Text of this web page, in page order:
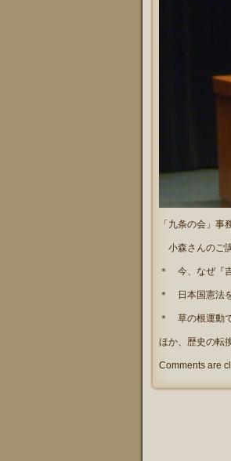
「九条の会」
小森さんのご
＊ 今、なぜ『
＊ 日本国憲法
＊ 草の根運動
ほか、歴史の転
Comments are